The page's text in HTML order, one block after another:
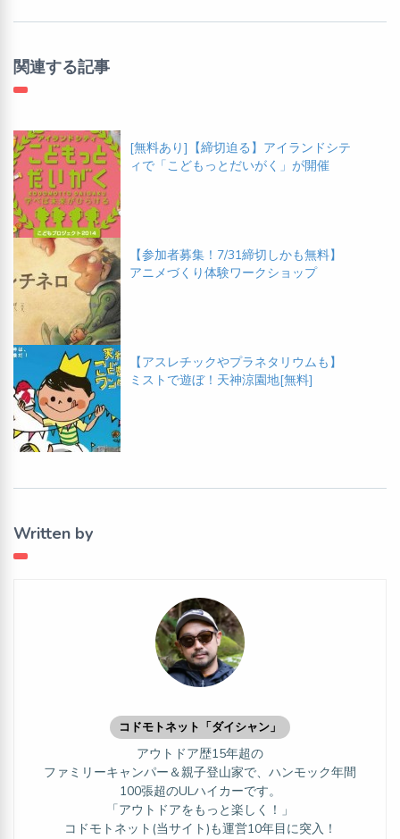
関連する記事
[無料あり]【締切迫る】アイランドシテ
ィで「こどもっとだいがく」が開催
【参加者募集！7/31締切しかも無料】
アニメづくり体験ワークショップ
【アスレチックやプラネタリウムも】
ミストで遊ぼ！天神涼園地[無料]
Written by
コドモトネット「ダイシャン」
アウトドア歴15年超の
ファミリーキャンパー＆親子登山家で、ハンモック年間
100張超のULハイカーです。
「アウトドアをもっと楽しく！」
コドモトネット(当サイト)も運営10年目に突入！